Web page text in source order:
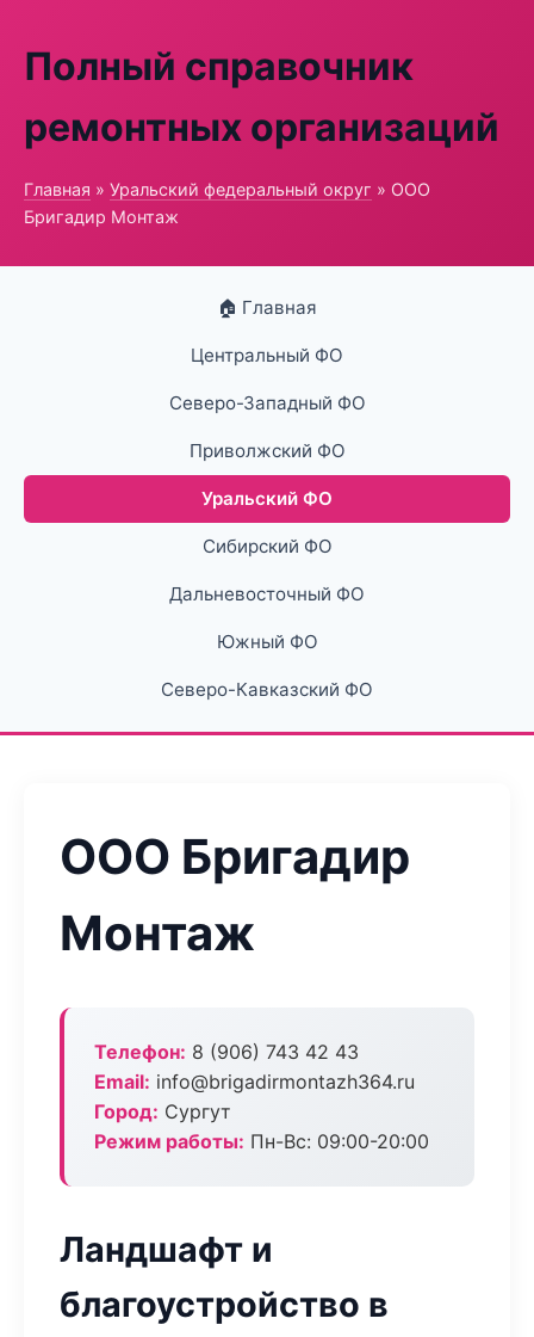
Полный справочник
ремонтных организаций
Главная » Уральский федеральный округ » ООО
Бригадир Монтаж
🏠 Главная
Центральный ФО
Северо-Западный ФО
Приволжский ФО
Уральский ФО
Сибирский ФО
Дальневосточный ФО
Южный ФО
Северо-Кавказский ФО
ООО Бригадир
Монтаж
Телефон: 8 (906) 743 42 43
Email: info@brigadirmontazh364.ru
Город: Сургут
Режим работы: Пн-Вс: 09:00-20:00
Ландшафт и
благоустройство в